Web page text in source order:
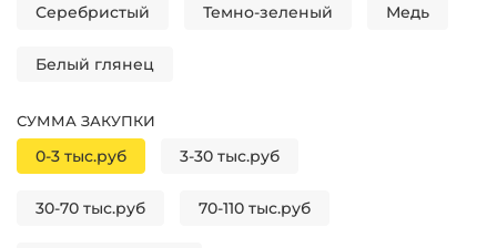
Серебристый Темно-зеленый Медь
Белый глянец
СУММА ЗАКУПКИ
0-3 тыс.руб 3-30 тыс.руб
30-70 тыс.руб 70-110 тыс.руб